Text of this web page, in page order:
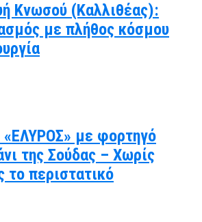
Κνωσού (Καλλιθέας):
με πλήθος κόσμου
«ΕΛΥΡΟΣ» με φορτηγό
της Σούδας – Χωρίς
το περιστατικό